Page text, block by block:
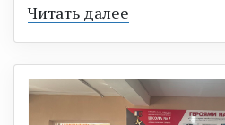
Читать далее